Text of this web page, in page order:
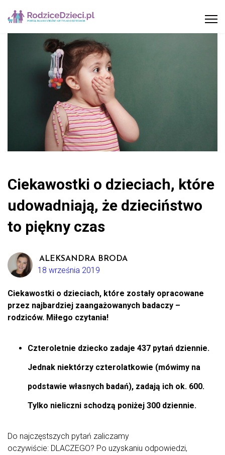
Ciekawostki o dzieciach, które
udowadniają, że dzieciństwo
to piękny czas
ALEKSANDRA BRODA
18 września 2019
Ciekawostki o dzieciach, które zostały opracowane
przez najbardziej zaangażowanych badaczy –
rodziców. Miłego czytania!
Czteroletnie dziecko zadaje 437 pytań dziennie.
Jednak niektórzy czterolatkowie (mówimy na
podstawie własnych badań), zadają ich ok. 600.
Tylko nieliczni schodzą poniżej 300 dziennie.
Do najczęstszych pytań zaliczamy
oczywiście: DLACZEGO? Po uzyskaniu odpowiedzi,